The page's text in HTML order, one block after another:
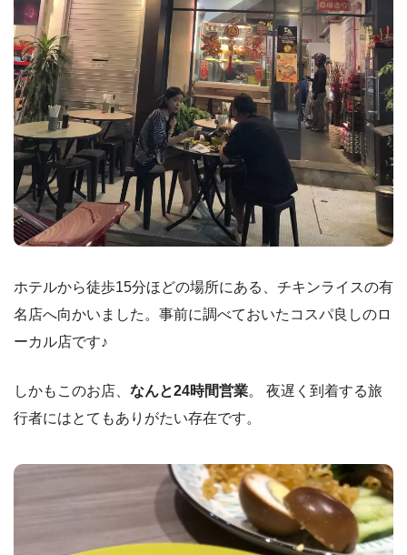
ホテルから徒歩15分ほどの場所にある、チキンライスの有
名店へ向かいました。事前に調べておいたコスパ良しのロ
ーカル店です♪
しかもこのお店、 なんと24時間営業。 夜遅く到着する旅
行者にはとてもありがたい存在です。